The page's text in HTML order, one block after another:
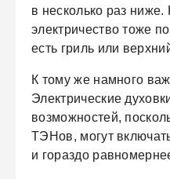
в несколько раз
электричество тоже
есть гриль или
К тому же намного
Электрические
возможностей,
ТЭНов, могут
и гораздо